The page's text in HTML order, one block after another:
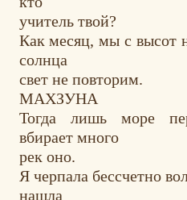
учитель твой?
Как месяц, мы с высот
солнца
свет не повторим.
МАХЗУНА
Тогда
лишь море
вбирает много
рек оно.
Я черпала бессчетно
нашла